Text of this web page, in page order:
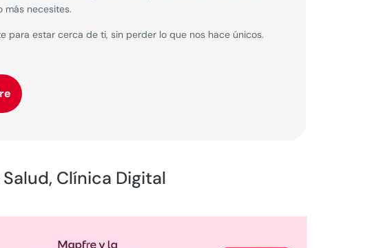
más necesites.
para estar cerca de ti, sin perder lo que nos hace únicos.
Clínica Digital